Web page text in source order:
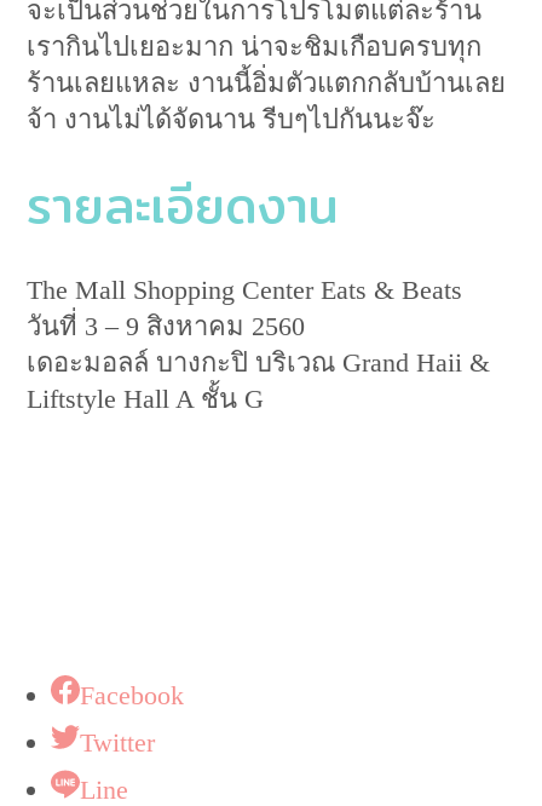
จะเป็นส่วนช่วยในการโปรโมตแต่ละร้าน
เรากินไปเยอะมาก น่าจะชิมเกือบครบทุก
ร้านเลยแหละ งานนี้อิ่มตัวแตกกลับบ้านเลย
จ้า งานไม่ได้จัดนาน รีบๆไปกันนะจ๊ะ
รายละเอียดงาน
The Mall Shopping Center Eats & Beats
วันที่ 3 – 9 สิงหาคม 2560
เดอะมอลล์ บางกะปิ บริเวณ Grand Haii &
Liftstyle Hall A ชั้น G
Facebook
Twitter
Line